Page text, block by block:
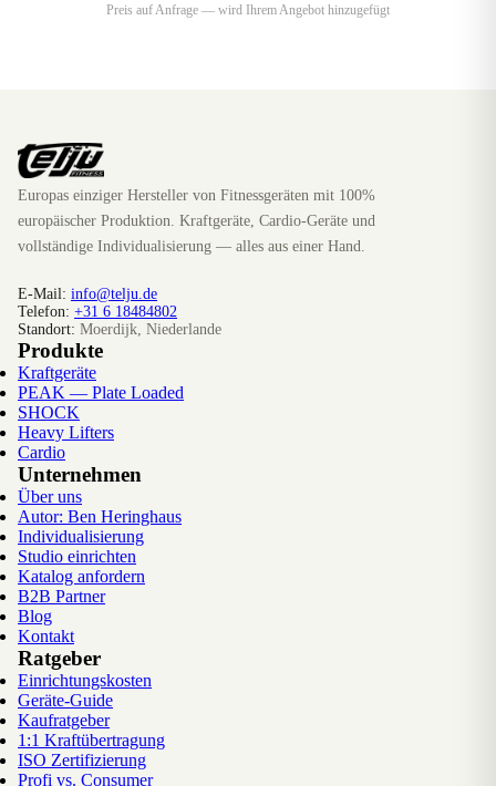
Preis auf Anfrage — wird Ihrem Angebot hinzugefügt
Europas einziger Hersteller von Fitnessgeräten mit 100%
europäischer Produktion. Kraftgeräte, Cardio-Geräte und
vollständige Individualisierung — alles aus einer Hand.
E-Mail: info@telju.de
Telefon: +31 6 18484802
Standort: Moerdijk, Niederlande
Produkte
Kraftgeräte
PEAK — Plate Loaded
SHOCK
Heavy Lifters
Cardio
Unternehmen
Über uns
Autor: Ben Heringhaus
Individualisierung
Studio einrichten
Katalog anfordern
B2B Partner
Blog
Kontakt
Ratgeber
Einrichtungskosten
Geräte-Guide
Kaufratgeber
1:1 Kraftübertragung
ISO Zertifizierung
Profi vs. Consumer